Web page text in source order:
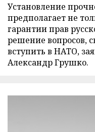
Установление
предполагает не
гарантии прав
решение вопросов,
вступить в НАТО,
Александр Грушко.